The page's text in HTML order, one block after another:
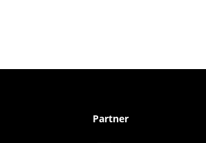
Partner